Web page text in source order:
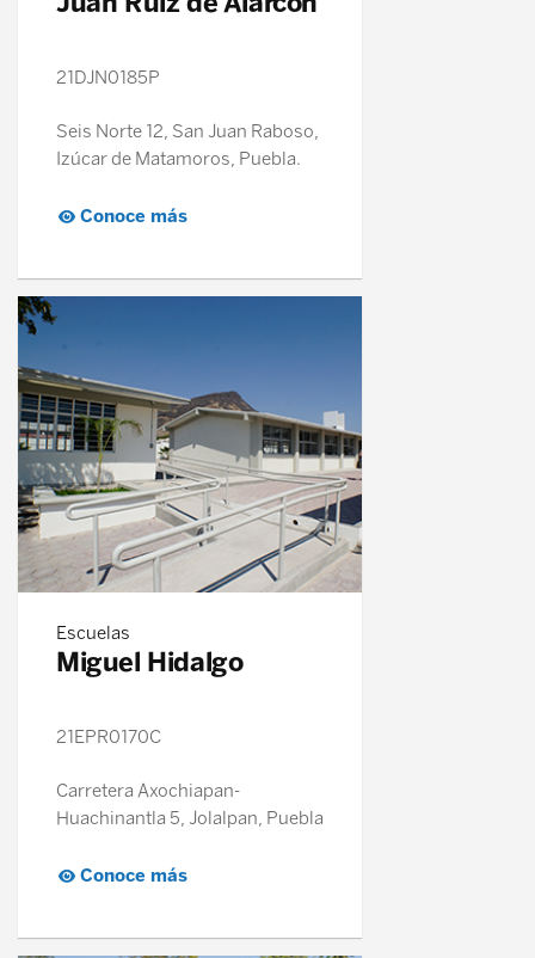
21DJN0185P
Seis Norte 12, San Juan Raboso,
Izúcar de Matamoros, Puebla.
Conoce más
Escuelas
Miguel Hidalgo
21EPR0170C
Carretera Axochiapan-
Huachinantla 5, Jolalpan, Puebla
Conoce más